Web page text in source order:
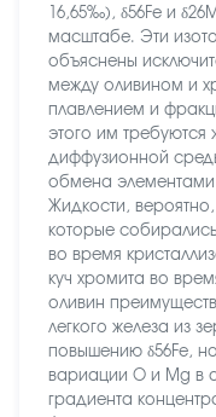
16,65‰), δ56Fe и
масштабе. Эти
объяснены
между оливином и
плавлением и
этого им требуются
диффузионной
обмена
Жидкости,
которые
во время
куч хромита во
оливин
легкого железа из
повышению δ56Fe,
вариации O и Mg в
градиента